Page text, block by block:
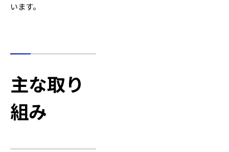
います。
主な取り
組み